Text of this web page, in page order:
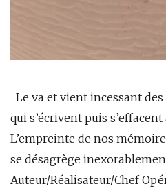
Le va et vient incessant
qui s’écrivent puis
L’empreinte de nos
se désagrège
Auteur/Réalisateur/Chef